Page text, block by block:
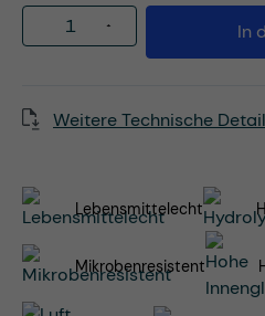
Produkt Anzahl: In
Weitere Technische
Lebensmittelecht
Mikrobenresistent